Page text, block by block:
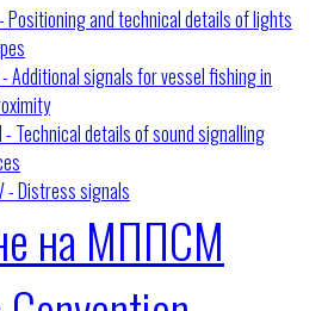
Positioning and technical details of lights
- Additional signals for vessel fishing in
- Technical details of sound signalling
- Distress signals
на МППСМ